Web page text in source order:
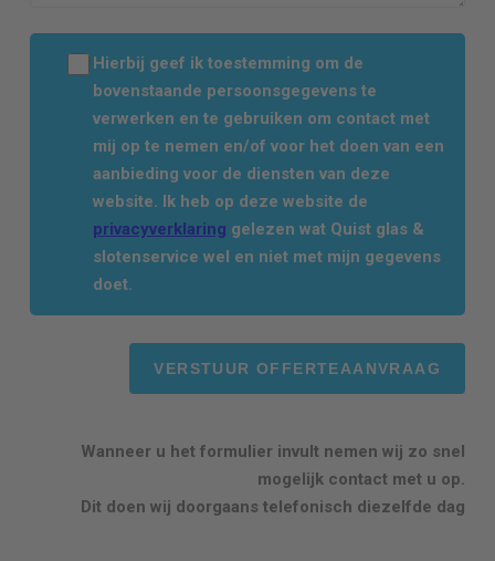
Hierbij geef ik toestemming om de
bovenstaande persoonsgegevens te
verwerken en te gebruiken om contact met
mij op te nemen en/of voor het doen van een
aanbieding voor de diensten van deze
website. Ik heb op deze website de
privacyverklaring gelezen wat Quist glas &
slotenservice wel en niet met mijn gegevens
doet.
Wanneer u het formulier invult nemen wij zo snel
mogelijk contact met u op.
Dit doen wij doorgaans telefonisch diezelfde dag